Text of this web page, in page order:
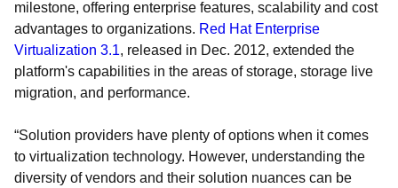
milestone, offering enterprise features, scalability and cost
advantages to organizations. Red Hat Enterprise
Virtualization 3.1, released in Dec. 2012, extended the
platform's capabilities in the areas of storage, storage live
migration, and performance.
“Solution providers have plenty of options when it comes
to virtualization technology. However, understanding the
diversity of vendors and their solution nuances can be